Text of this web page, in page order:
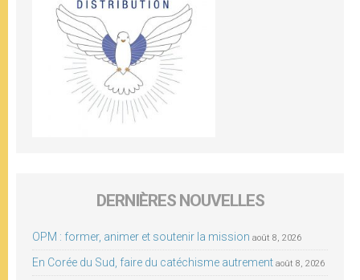
DERNIÈRES NOUVELLES
OPM : former, animer et soutenir la mission août 8, 2026
En Corée du Sud, faire du catéchisme autrement août 8, 2026